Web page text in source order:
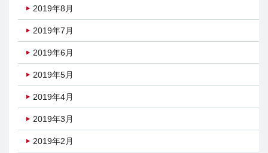
2019年8月
2019年7月
2019年6月
2019年5月
2019年4月
2019年3月
2019年2月